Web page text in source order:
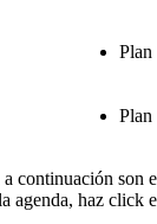
Plan
continuación son
agenda, haz click